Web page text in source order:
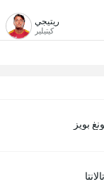
ريتيجي
كيتيلير
بويز